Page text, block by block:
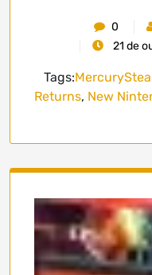
0
21 de
Tags:
Returns, New